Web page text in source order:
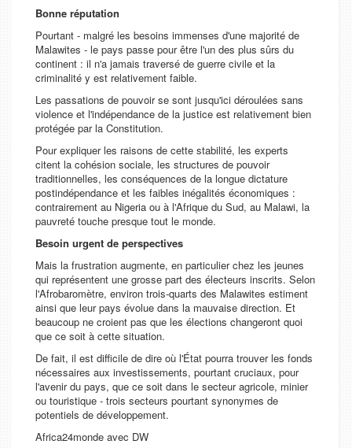
Bonne réputation
Pourtant - malgré les besoins immenses d'une majorité de
Malawites - le pays passe pour être l'un des plus sûrs du
continent : il n'a jamais traversé de guerre civile et la
criminalité y est relativement faible.
Les passations de pouvoir se sont jusqu'ici déroulées sans
violence et l'indépendance de la justice est relativement bien
protégée par la Constitution.
Pour expliquer les raisons de cette stabilité, les experts
citent la cohésion sociale, les structures de pouvoir
traditionnelles, les conséquences de la longue dictature
postindépendance et les faibles inégalités économiques :
contrairement au Nigeria ou à l'Afrique du Sud, au Malawi, la
pauvreté touche presque tout le monde.
Besoin urgent de perspectives
Mais la frustration augmente, en particulier chez les jeunes
qui représentent une grosse part des électeurs inscrits. Selon
l'Afrobaromètre, environ trois-quarts des Malawites estiment
ainsi que leur pays évolue dans la mauvaise direction. Et
beaucoup ne croient pas que les élections changeront quoi
que ce soit à cette situation.
De fait, il est difficile de dire où l'État pourra trouver les fonds
nécessaires aux investissements, pourtant cruciaux, pour
l'avenir du pays, que ce soit dans le secteur agricole, minier
ou touristique - trois secteurs pourtant synonymes de
potentiels de développement.
Africa24monde avec DW